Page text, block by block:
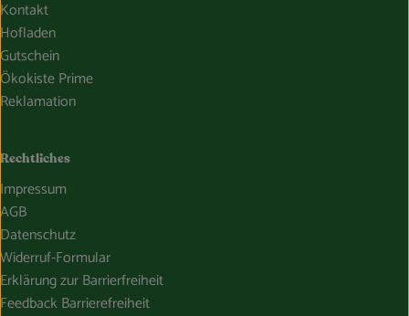
Kontakt
Hofladen
Gutschein
Ökokiste Prime
Reklamation
Rechtliches
Impressum
AGB
Datenschutz
Widerruf-Formular
Erklärung zur Barrierfreiheit
Feedback Barrierefreiheit